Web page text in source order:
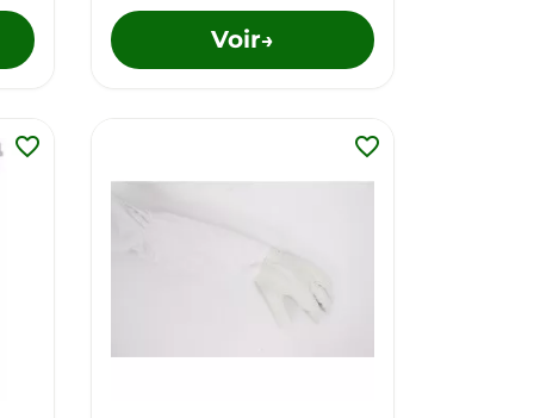
Voir→
favorite_border favorite_border